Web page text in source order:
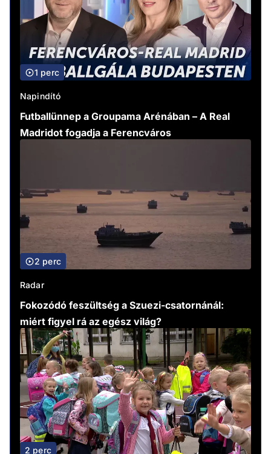
1 perc
Napindító
Futballünnep a Groupama Arénában – A Real
Madridot fogadja a Ferencváros
2 perc
Radar
Fokozódó feszültség a Szuezi-csatornánál:
miért figyel rá az egész világ?
2 perc